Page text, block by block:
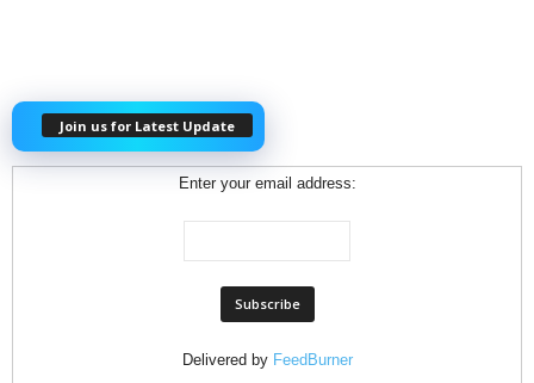
Join us for Latest Update
Enter your email address:
Delivered by FeedBurner